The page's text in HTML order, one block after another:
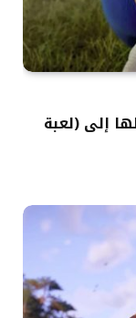
إلى (لعبة